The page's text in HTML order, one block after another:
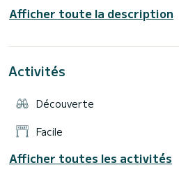
économiques.
est notre nouveau modèle 2021).
IMPORTANT - ce bateau n'est pas
Afficher toute la description
Activités
Découverte
Facile
Afficher toutes les activités